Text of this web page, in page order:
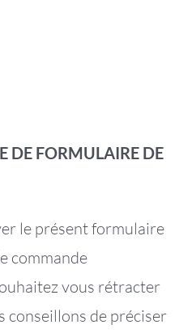
DE FORMULAIRE DE
le présent formulaire
commande
vous rétracter
conseillons de préciser